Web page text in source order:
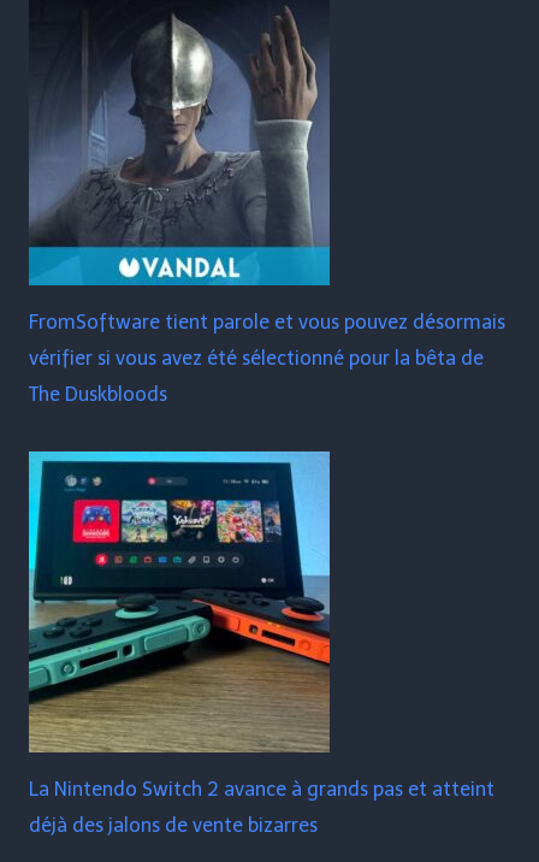
FromSoftware tient parole et vous pouvez désormais
vérifier si vous avez été sélectionné pour la bêta de
The Duskbloods
La Nintendo Switch 2 avance à grands pas et atteint
déjà des jalons de vente bizarres